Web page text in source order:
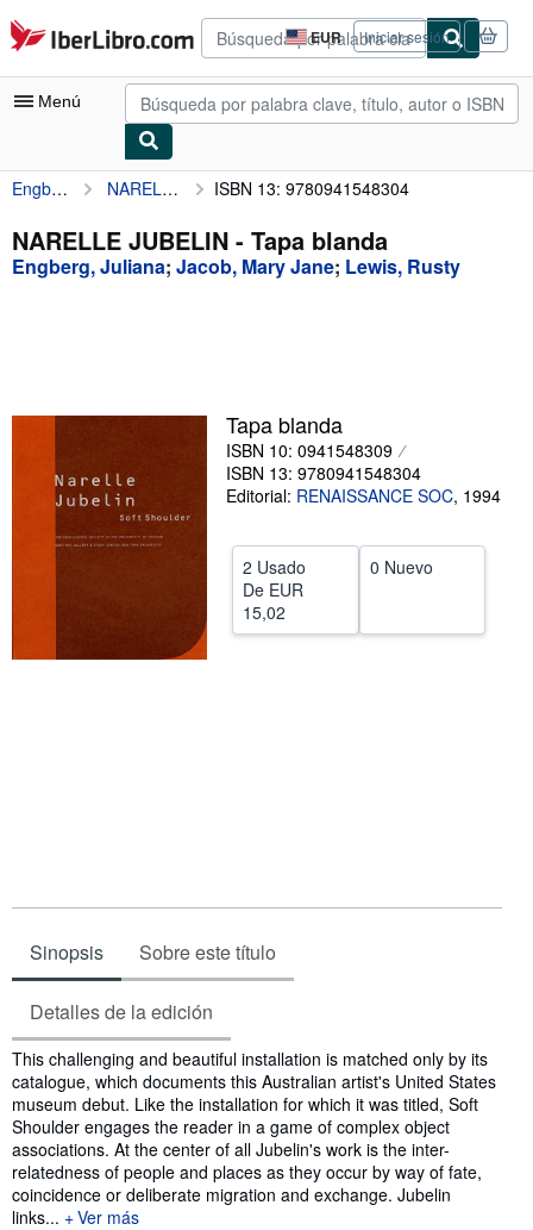
Pasar al contenido principal
IberLibro.com EUR
Preferencias
de
compra
del
Iniciar sesión
Menú
Mi cuenta
Consultar mis pedidos
Búsqueda avanzada
Comenzar a vender
CERRAR
Engberg, Juliana NARELLE JUBELIN ISBN 13: 9780941548304
NARELLE JUBELIN - Tapa blanda
Engberg, Juliana; Jacob, Mary Jane; Lewis, Rusty
Tapa blanda
ISBN 10: 0941548309
ISBN 13: 9780941548304
Editorial: RENAISSANCE SOC, 1994
2 Usado
De EUR
15,02
0 Nuevo
Sinopsis Sobre este título
Detalles de la edición
Sinopsis
This challenging and beautiful installation is matched only by its
catalogue, which documents this Australian artist's United States
museum debut. Like the installation for which it was titled, Soft
Shoulder engages the reader in a game of complex object
associations. At the center of all Jubelin's work is the inter-
relatedness of people and places as they occur by way of fate,
coincidence or deliberate migration and exchange. Jubelin
links...
Ver más